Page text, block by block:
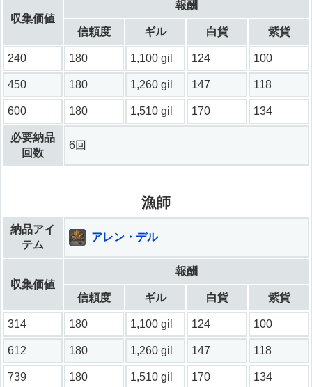
収集価値
報酬
信頼度 ギル 白貨 紫貨
240 180 1,100 gil 124 100
450 180 1,260 gil 147 118
600 180 1,510 gil 170 134
必要納品
回数
6回
漁師
納品アイ
テム
アレン・デル
収集価値
報酬
信頼度 ギル 白貨 紫貨
314 180 1,100 gil 124 100
612 180 1,260 gil 147 118
739 180 1,510 gil 170 134